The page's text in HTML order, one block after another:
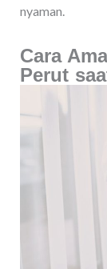
nyaman.
Cara
Perut